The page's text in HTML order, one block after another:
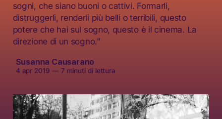
sogni, che siano buoni o cattivi. Formarli,
distruggerli, renderli più belli o terribili, questo
potere che hai sul sogno, questo è il cinema. La
direzione di un sogno.”
Susanna Causarano
4 apr 2019 —7 minuti di lettura